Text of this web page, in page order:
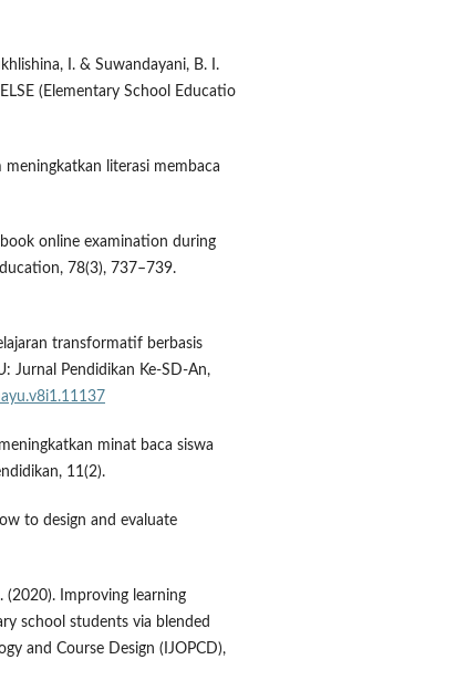
I. & Suwandayani, B. I.
(Elementary School Educatio
literasi membaca
online examination during
78(3), 737–739.
transformatif berbasis
Jurnal Pendidikan Ke-SD-An,
minat baca siswa
11(2).
to design and evaluate
(2020). Improving learning
school students via blended
and Course Design (IJOPCD),